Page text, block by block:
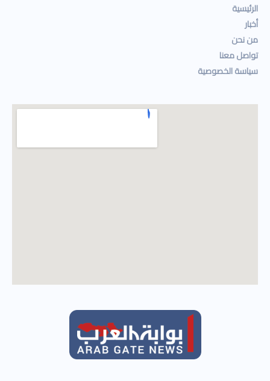
الرئيسية
أخبار
من نحن
تواصل معنا
سياسة الخصوصية